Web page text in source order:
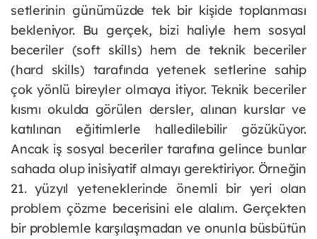
setlerinin günümüzde tek bir kişide toplanması
bekleniyor. Bu gerçek, bizi haliyle hem sosyal
beceriler (soft skills) hem de teknik beceriler
(hard skills) tarafında yetenek setlerine sahip
çok yönlü bireyler olmaya itiyor. Teknik beceriler
kısmı okulda görülen dersler, alınan kurslar ve
katılınan eğitimlerle halledilebilir gözüküyor.
Ancak iş sosyal beceriler tarafına gelince bunlar
sahada olup inisiyatif almayı gerektiriyor. Örneğin
21. yüzyıl yeteneklerinde önemli bir yeri olan
problem çözme becerisini ele alalım. Gerçekten
bir problemle karşılaşmadan ve onunla büsbütün